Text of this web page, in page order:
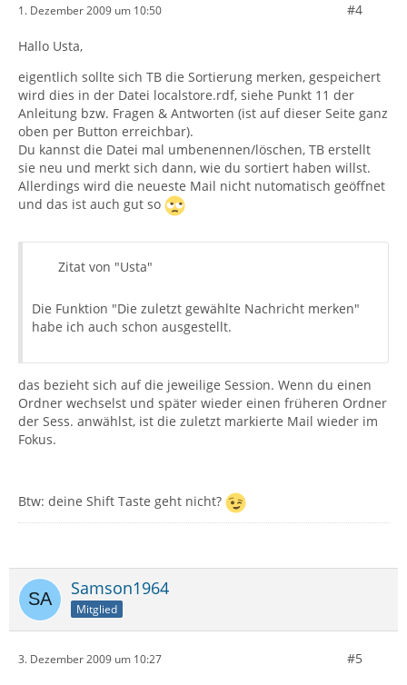
1. Dezember 2009 um 10:50 #4
Hallo Usta,
eigentlich sollte sich TB die Sortierung merken, gespeichert
wird dies in der Datei localstore.rdf, siehe Punkt 11 der
Anleitung bzw. Fragen & Antworten (ist auf dieser Seite ganz
oben per Button erreichbar).
Du kannst die Datei mal umbenennen/löschen, TB erstellt
sie neu und merkt sich dann, wie du sortiert haben willst.
Allerdings wird die neueste Mail nicht nutomatisch geöffnet
und das ist auch gut so
Zitat von "Usta"
Die Funktion "Die zuletzt gewählte Nachricht merken"
habe ich auch schon ausgestellt.
das bezieht sich auf die jeweilige Session. Wenn du einen
Ordner wechselst und später wieder einen früheren Ordner
der Sess. anwählst, ist die zuletzt markierte Mail wieder im
Fokus.
Btw: deine Shift Taste geht nicht?
Samson1964
Mitglied
3. Dezember 2009 um 10:27 #5